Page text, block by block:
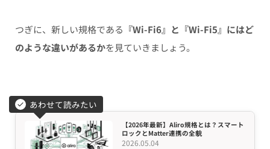
つぎに、新しい規格である 『Wi-Fi6』と『Wi-Fi5』にはど
のような違いがあるかを見ていきましょう。
あわせて読みたい
【2026年最新】Aliro規格とは？スマート
ロックとMatter連携の全貌
2026.05.04